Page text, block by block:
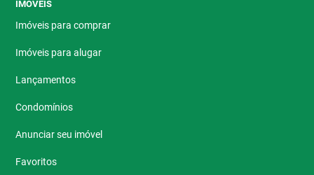
IMÓVEIS
Imóveis para comprar
Imóveis para alugar
Lançamentos
Condomínios
Anunciar seu imóvel
Favoritos